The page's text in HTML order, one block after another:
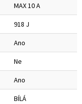
MAX 10 A
918 J
Ano
Ne
Ano
BÍLÁ